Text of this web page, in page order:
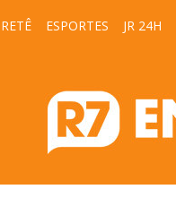
ESPORTES JR 24H